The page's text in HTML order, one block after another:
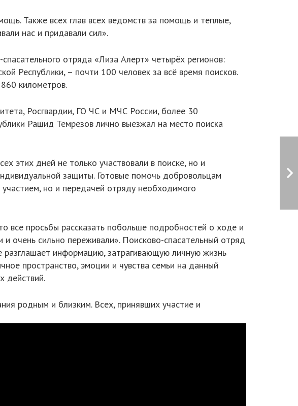
Также всех глав всех ведомств за помощь и теплые,
нас и придавали сил».
отряда «Лиза Алерт» четырёх регионов:
Республики, – почти 100 человек за всё время поисков.
километров.
Росгвардии, ГО ЧС и МЧС России, более 30
Рашид Темрезов лично выезжал на место поиска
этих дней не только участвовали в поиске, но и
защиты. Готовые помочь добровольцам
но и передачей отряду необходимого
все просьбы рассказать побольше подробностей о ходе и
очень сильно переживали». Поисково-спасательный отряд
информацию, затрагивающую личную жизнь
пространство, эмоции и чувства семьи на данный
действий.
родным и близким. Всех, принявших участие и